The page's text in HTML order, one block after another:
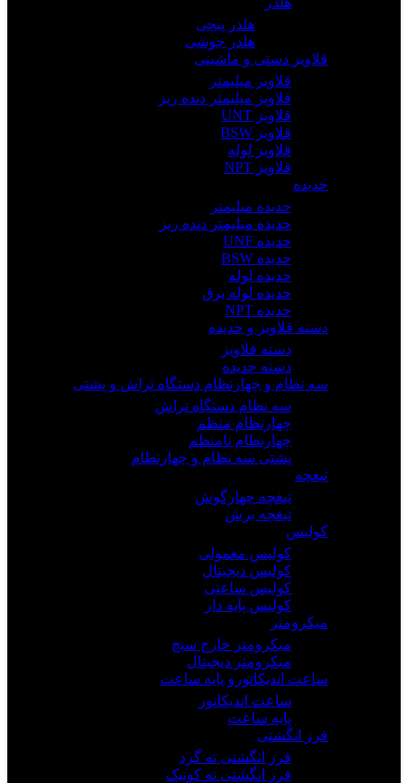
هلدر پیچی
هلدر جوشی
قلاویز دستی و ماشینی
قلاویز میلیمتر
قلاویز میلیمتر دنده ریز
قلاویز UNT
قلاویز BSW
قلاویز لوله
قلاویز NPT
حدیده
حدیده میلیمتر
حدیده میلیمتر دنده ریز
حدیده UNF
حدیده BSW
حدیده لوله
حدیده لوله برق
حدیده NPT
دسته قلاویز و حدیده
دسته قلاویز
دسته حدیده
سه نظام و چهارنظام دستگاه تراش و پشتی
سه نظام دستگاه تراش
چهارنظام منظم
چهارنظام نامنظم
پشتی سه نظام و چهارنظام
تیغچه
تیغچه چهارگوش
تیغچه برش
کولیس
کولیس معمولی
کولیس دیجیتال
کولیس ساعتی
کولیس پایه دار
میکرومتر
میکرومتر خارج سنج
میکرومتر دیجیتال
ساعت اندیکاتورو پایه ساعت
ساعت اندیکاتور
پایه ساعت
فرز انگشتی
فرز انگشتی ته گرد
فرز انگشتی ته کونیک